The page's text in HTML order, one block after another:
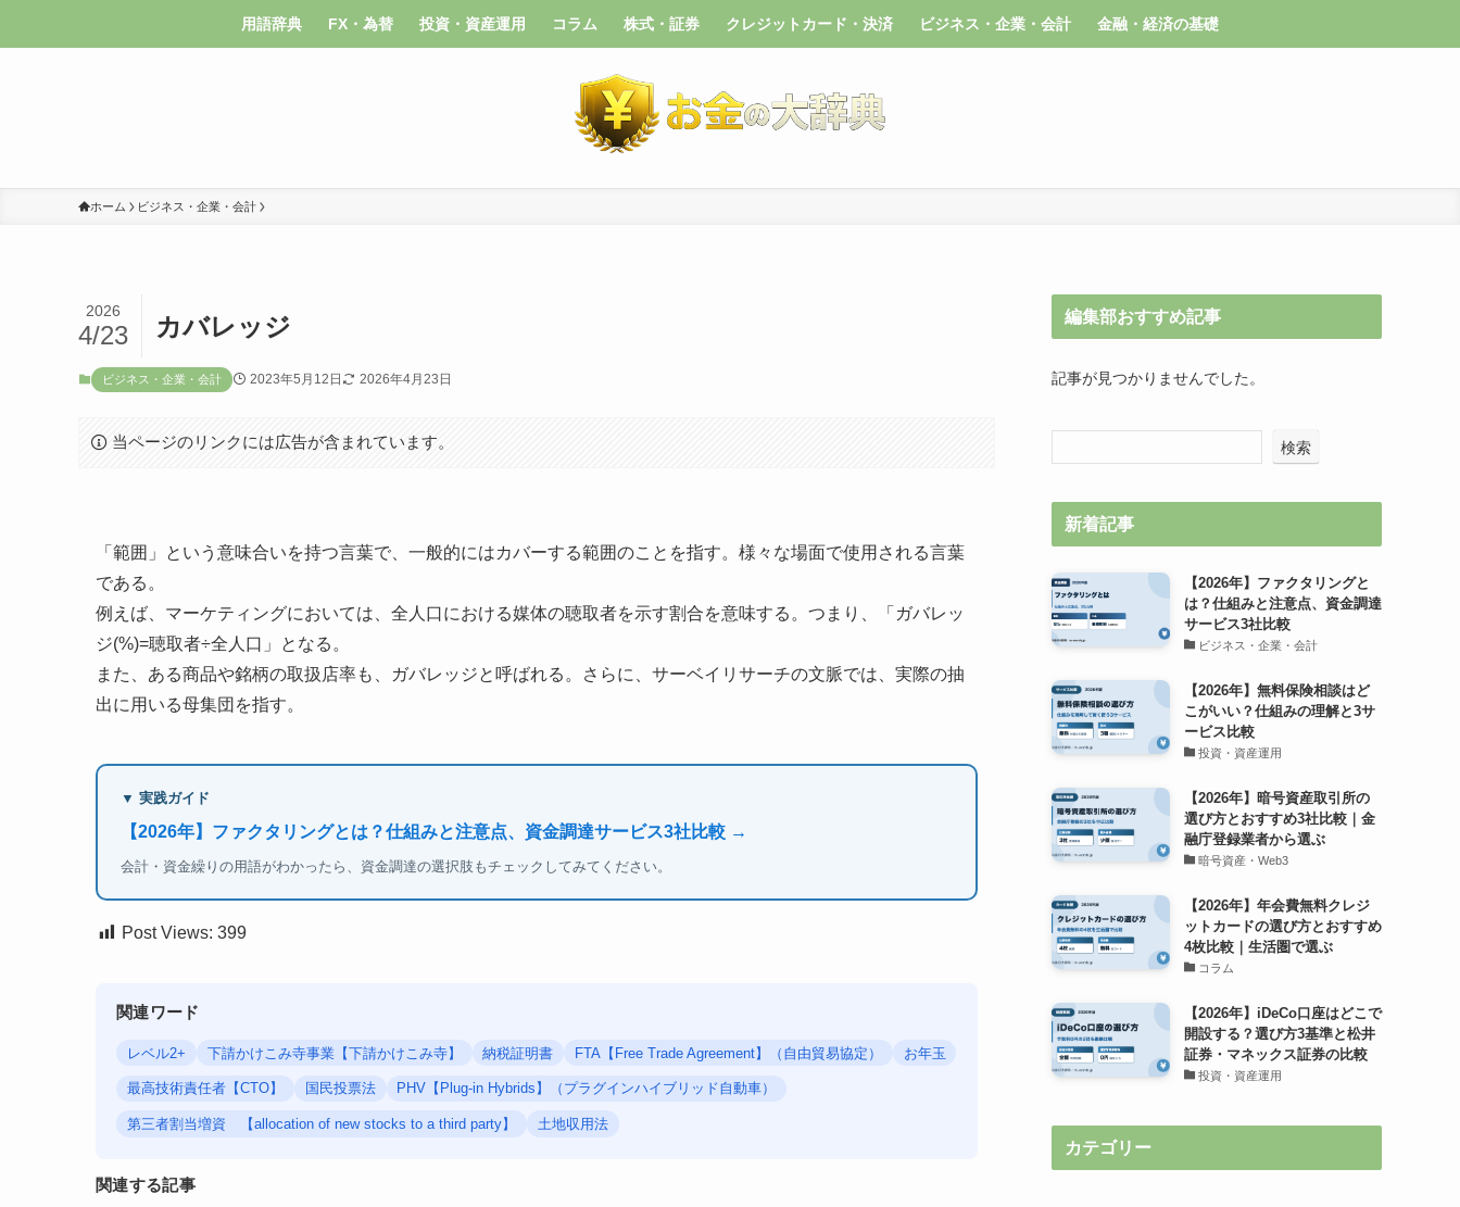
用語辞典 FX・為替 投資・資産運用 コラム 株式・証券 クレジットカード・決済 ビジネス・企業・会計 金融・経済の基礎
ホーム ビジネス・企業・会計
カバレッジ
2026
4/23
ビジネス・企業・会計 2023年5月12日 2026年4月23日
当ページのリンクには広告が含まれています。
「範囲」という意味合いを持つ言葉で、一般的にはカバーする範囲のことを指す。様々な場面で使用される言葉
である。
例えば、マーケティングにおいては、全人口における媒体の聴取者を示す割合を意味する。つまり、「ガバレッ
ジ(%)=聴取者÷全人口」となる。
また、ある商品や銘柄の取扱店率も、ガバレッジと呼ばれる。さらに、サーベイリサーチの文脈では、実際の抽
出に用いる母集団を指す。
▼ 実践ガイド
【2026年】ファクタリングとは？仕組みと注意点、資金調達サービス3社比較 →
会計・資金繰りの用語がわかったら、資金調達の選択肢もチェックしてみてください。
Post Views: 399
関連ワード
レベル2+ 下請かけこみ寺事業【下請かけこみ寺】 納税証明書 FTA【Free Trade Agreement】（自由貿易協定） お年玉
最高技術責任者【CTO】 国民投票法 PHV【Plug-in Hybrids】（プラグインハイブリッド自動車）
第三者割当増資 【allocation of new stocks to a third party】 土地収用法
関連する記事
編集部おすすめ記事
記事が見つかりませんでした。
検索
新着記事
【2026年】ファクタリングと
は？仕組みと注意点、資金調達
サービス3社比較
ビジネス・企業・会計
【2026年】無料保険相談はど
こがいい？仕組みの理解と3サ
ービス比較
投資・資産運用
【2026年】暗号資産取引所の
選び方とおすすめ3社比較｜金
融庁登録業者から選ぶ
暗号資産・Web3
【2026年】年会費無料クレジ
ットカードの選び方とおすすめ
4枚比較｜生活圏で選ぶ
コラム
【2026年】iDeCo口座はどこで
開設する？選び方3基準と松井
証券・マネックス証券の比較
投資・資産運用
カテゴリー